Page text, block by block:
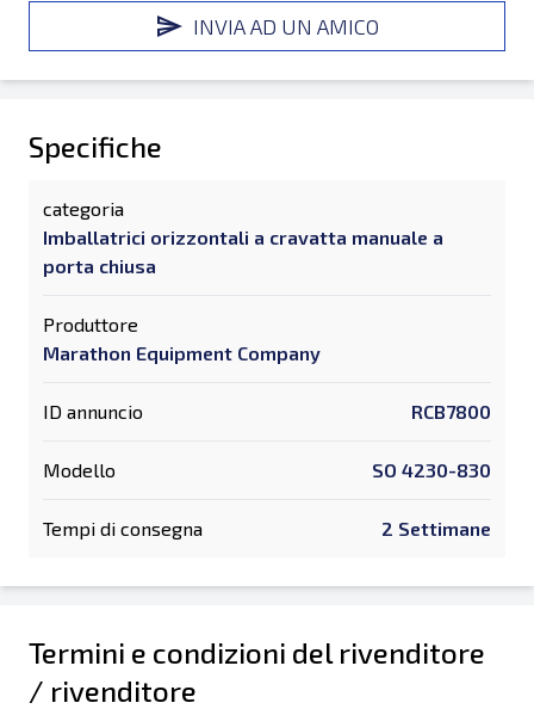
INVIA AD UN AMICO
Specifiche
categoria
Imballatrici orizzontali a cravatta manuale a
porta chiusa
Produttore
Marathon Equipment Company
ID annuncio RCB7800
Modello SO 4230-830
Tempi di consegna 2 Settimane
Termini e condizioni del rivenditore
/ rivenditore